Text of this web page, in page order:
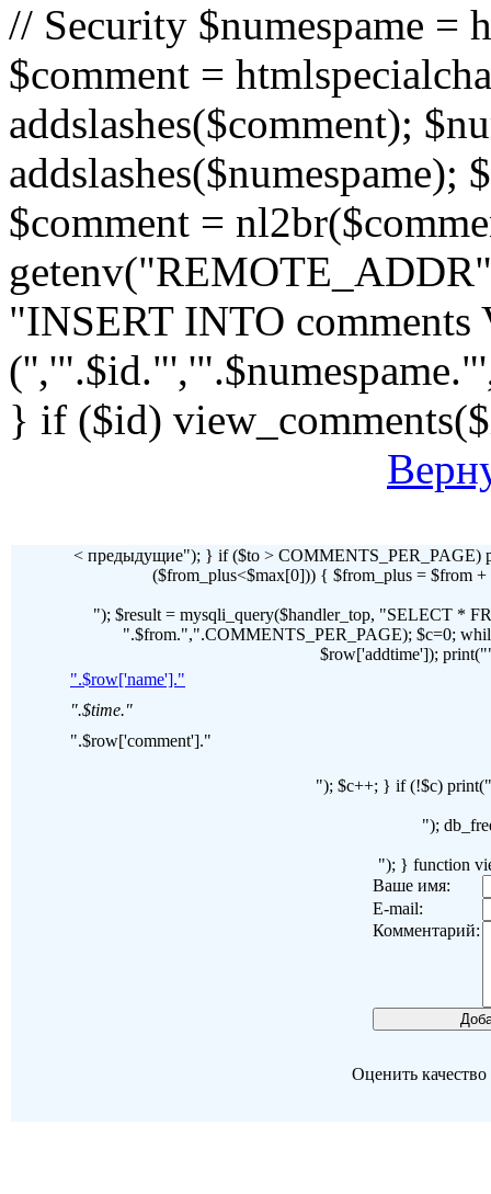
// Security $numespame =
$comment =
addslashes($comment);
addslashes($numespame);
$comment =
"INSERT INTO comments
} if ($id)
< предыдущие"); } if ($to > COMMENTS_PER_PAGE)
($from_plus<$max[0])) { $from_plus = $from
"); $result = mysqli_query($handler_top, "SELECT *
".$from.",".COMMENTS_PER_PAGE); $c=0;
$row['addtime']);
".$row['name']."
".$time."
".$row['comment']."
"); $c++; } if (!$c)
");
"); } function
Ваше имя:
E-mail:
Комментарий:
Оценить